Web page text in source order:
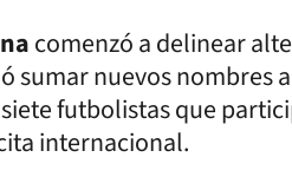
comenzó a delinear
sumar nuevos nombres
futbolistas que
internacional.